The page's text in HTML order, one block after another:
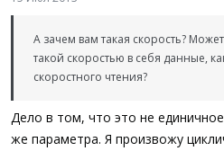
А зачем вам такая скорость?
такой скоростью в себя данные,
скоростного чтения?
Дело в том, что это не
же параметра. Я произвожу